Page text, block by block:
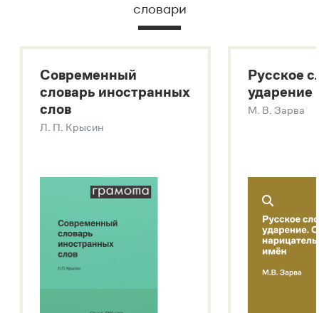
Русский орфографический словарь
Большой толковый словарь русских глаголов
Современный словарь иностранных слов
Звук – технология синтеза платформы
SaluteSpeech
словари
Современный
словарь иностранных
слов
Л. П. Крысин
Русское
ударение
М. В. Зарва